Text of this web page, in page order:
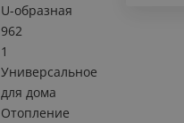
U-образная
962
1
Универсальное
для дома
Отопление